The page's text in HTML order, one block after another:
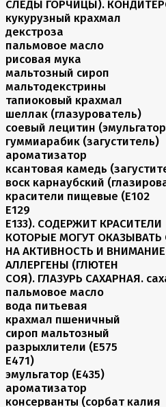
СЛЕДЫ ГОРЧИЦЫ).
кукурузный крахмал
декстроза
пальмовое масло
рисовая мука
мальтозный сироп
мальтодекстрины
тапиоковый крахмал
шеллак (глазурователь)
соевый лецитин
гуммиарабик (загуститель)
ароматизатор
ксантовая камедь
воск карнаубский
красители пищевые (Е102
Е129
Е133). СОДЕРЖИТ КРАСИТЕЛИ
КОТОРЫЕ МОГУТ
НА АКТИВНОСТЬ И
АЛЛЕРГЕНЫ (ГЛЮТЕН
СОЯ). ГЛАЗУРЬ САХАРНАЯ.
пальмовое масло
вода питьевая
крахмал пшеничный
сироп мальтозный
разрыхлители (Е575
Е471)
эмульгатор (Е435)
ароматизатор
консерванты (сорбат калия